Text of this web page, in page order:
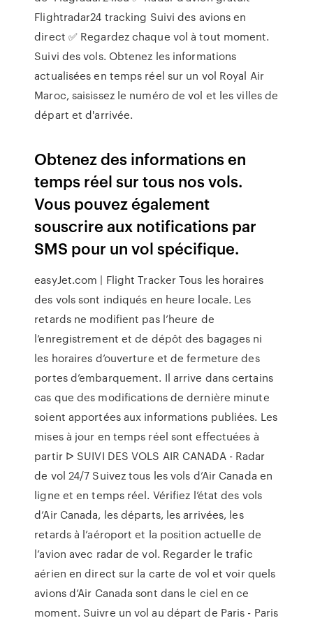
Flightradar24 tracking Suivi des avions en
direct ✅ Regardez chaque vol à tout moment.
Suivi des vols. Obtenez les informations
actualisées en temps réel sur un vol Royal Air
Maroc, saisissez le numéro de vol et les villes de
départ et d'arrivée.
Obtenez des informations en
temps réel sur tous nos vols.
Vous pouvez également
souscrire aux notifications par
SMS pour un vol spécifique.
easyJet.com | Flight Tracker Tous les horaires
des vols sont indiqués en heure locale. Les
retards ne modifient pas l’heure de
l’enregistrement et de dépôt des bagages ni
les horaires d’ouverture et de fermeture des
portes d’embarquement. Il arrive dans certains
cas que des modifications de dernière minute
soient apportées aux informations publiées. Les
mises à jour en temps réel sont effectuées à
partir ᐅ SUIVI DES VOLS AIR CANADA - Radar
de vol 24/7 Suivez tous les vols d’Air Canada en
ligne et en temps réel. Vérifiez l’état des vols
d’Air Canada, les départs, les arrivées, les
retards à l’aéroport et la position actuelle de
l’avion avec radar de vol. Regarder le trafic
aérien en direct sur la carte de vol et voir quels
avions d’Air Canada sont dans le ciel en ce
moment. Suivre un vol au départ de Paris - Paris